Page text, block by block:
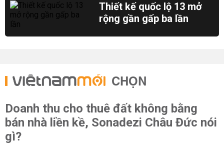
Thiết kế quốc lộ 13 mở
rộng gần gấp ba lần
CHỌN
Doanh thu cho thuê đất không bằng
bán nhà liền kề, Sonadezi Châu Đức nói
gì?